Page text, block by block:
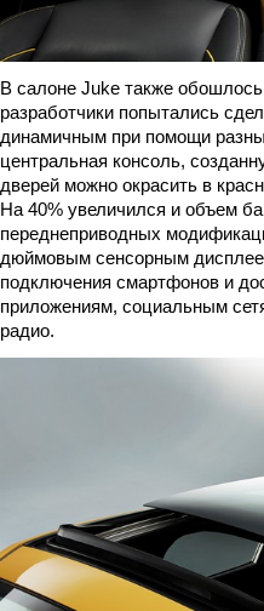
В салоне Juke также
разработчики попытались
динамичным при помощи
центральная консоль,
дверей можно окрасить в
На 40% увеличился и объем
переднеприводных
дюймовым сенсорным
подключения смартфонов и
приложениям, социальным
радио.